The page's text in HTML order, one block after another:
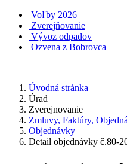
Voľby 2026
Zverejňovanie
Vývoz odpadov
Ozvena z Bobrovca
Úvodná stránka
Úrad
Zverejnovanie
Zmluvy, Faktúry,
Objednávky
Detail objednávky č.80-